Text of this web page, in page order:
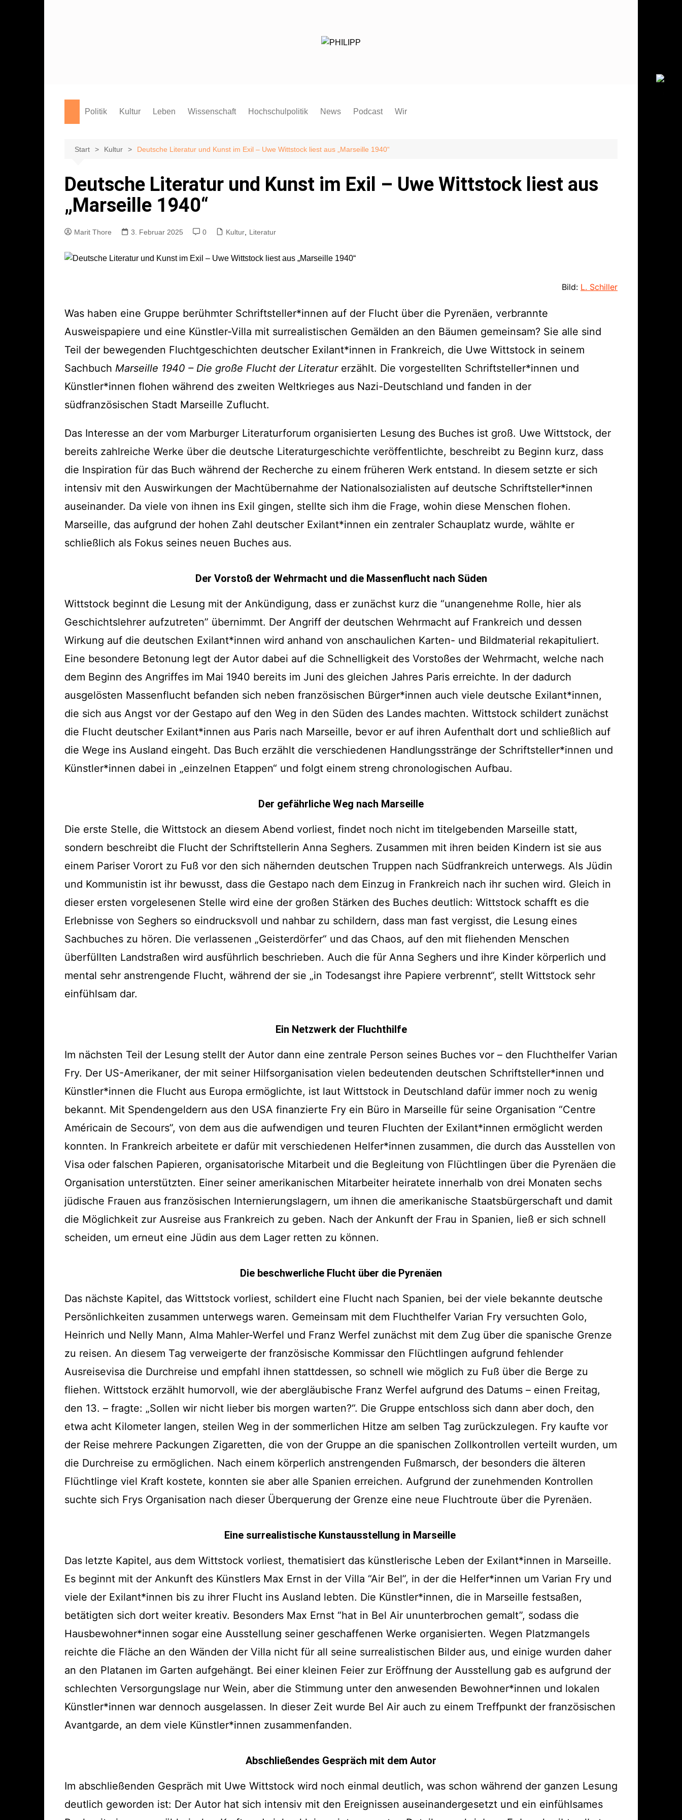
Politik Kultur
Theater
Musik
Kunst
Leben
Campus
Endgegner*in
Wissenschaft Hochschulpolitik News Podcast Wir
Pressespiegel
Start Kultur Deutsche Literatur und Kunst im Exil – Uwe Wittstock liest aus „Marseille 1940“
Deutsche Literatur und Kunst im Exil – Uwe Wittstock liest aus
„Marseille 1940“
Marit Thore 3. Februar 2025 0 Kultur, Literatur
Bild: L. Schiller
Was haben eine Gruppe berühmter Schriftsteller*innen auf der Flucht über die Pyrenäen, verbrannte
Ausweispapiere und eine Künstler-Villa mit surrealistischen Gemälden an den Bäumen gemeinsam? Sie alle sind
Teil der bewegenden Fluchtgeschichten deutscher Exilant*innen in Frankreich, die Uwe Wittstock in seinem
Sachbuch Marseille 1940 – Die große Flucht der Literaturerzählt. Die vorgestellten Schriftsteller*innen und
Künstler*innen flohen während des zweiten Weltkrieges aus Nazi-Deutschland und fanden in der
südfranzösischen Stadt Marseille Zuflucht.
Das Interesse an der vom Marburger Literaturforum organisierten Lesung des Buches ist groß. Uwe Wittstock, der
bereits zahlreiche Werke über die deutsche Literaturgeschichte veröffentlichte, beschreibt zu Beginn kurz, dass
die Inspiration für das Buch während der Recherche zu einem früheren Werk entstand. In diesem setzte er sich
intensiv mit den Auswirkungen der Machtübernahme der Nationalsozialisten auf deutsche Schriftsteller*innen
auseinander. Da viele von ihnen ins Exil gingen, stellte sich ihm die Frage, wohin diese Menschen flohen.
Marseille, das aufgrund der hohen Zahl deutscher Exilant*innen ein zentraler Schauplatz wurde, wählte er
schließlich als Fokus seines neuen Buches aus.
Der Vorstoß der Wehrmacht und die Massenflucht nach Süden
Wittstock beginnt die Lesung mit der Ankündigung, dass er zunächst kurz die “unangenehme Rolle, hier als
Geschichtslehrer aufzutreten” übernimmt. Der Angriff der deutschen Wehrmacht auf Frankreich und dessen
Wirkung auf die deutschen Exilant*innen wird anhand von anschaulichen Karten- und Bildmaterial rekapituliert.
Eine besondere Betonung legt der Autor dabei auf die Schnelligkeit des Vorstoßes der Wehrmacht, welche nach
dem Beginn des Angriffes im Mai 1940 bereits im Juni des gleichen Jahres Paris erreichte. In der dadurch
ausgelösten Massenflucht befanden sich neben französischen Bürger*innen auch viele deutsche Exilant*innen,
die sich aus Angst vor der Gestapo auf den Weg in den Süden des Landes machten. Wittstock schildert zunächst
die Flucht deutscher Exilant*innen aus Paris nach Marseille, bevor er auf ihren Aufenthalt dort und schließlich auf
die Wege ins Ausland eingeht. Das Buch erzählt die verschiedenen Handlungsstränge der Schriftsteller*innen und
Künstler*innen dabei in „einzelnen Etappen“ und folgt einem streng chronologischen Aufbau.
Der gefährliche Weg nach Marseille
Die erste Stelle, die Wittstock an diesem Abend vorliest, findet noch nicht im titelgebenden Marseille statt,
sondern beschreibt die Flucht der Schriftstellerin Anna Seghers. Zusammen mit ihren beiden Kindern ist sie aus
einem Pariser Vorort zu Fuß vor den sich nähernden deutschen Truppen nach Südfrankreich unterwegs. Als Jüdin
und Kommunistin ist ihr bewusst, dass die Gestapo nach dem Einzug in Frankreich nach ihr suchen wird. Gleich in
dieser ersten vorgelesenen Stelle wird eine der großen Stärken des Buches deutlich: Wittstock schafft es die
Erlebnisse von Seghers so eindrucksvoll und nahbar zu schildern, dass man fast vergisst, die Lesung eines
Sachbuches zu hören. Die verlassenen „Geisterdörfer“ und das Chaos, auf den mit fliehenden Menschen
überfüllten Landstraßen wird ausführlich beschrieben. Auch die für Anna Seghers und ihre Kinder körperlich und
mental sehr anstrengende Flucht, während der sie „in Todesangst ihre Papiere verbrennt“, stellt Wittstock sehr
einfühlsam dar.
Ein Netzwerk der Fluchthilfe
Im nächsten Teil der Lesung stellt der Autor dann eine zentrale Person seines Buches vor – den Fluchthelfer Varian
Fry. Der US-Amerikaner, der mit seiner Hilfsorganisation vielen bedeutenden deutschen Schriftsteller*innen und
Künstler*innen die Flucht aus Europa ermöglichte, ist laut Wittstock in Deutschland dafür immer noch zu wenig
bekannt. Mit Spendengeldern aus den USA finanzierte Fry ein Büro in Marseille für seine Organisation “Centre
Américain de Secours”, von dem aus die aufwendigen und teuren Fluchten der Exilant*innen ermöglicht werden
konnten. In Frankreich arbeitete er dafür mit verschiedenen Helfer*innen zusammen, die durch das Ausstellen von
Visa oder falschen Papieren, organisatorische Mitarbeit und die Begleitung von Flüchtlingen über die Pyrenäen die
Organisation unterstützten. Einer seiner amerikanischen Mitarbeiter heiratete innerhalb von drei Monaten sechs
jüdische Frauen aus französischen Internierungslagern, um ihnen die amerikanische Staatsbürgerschaft und damit
die Möglichkeit zur Ausreise aus Frankreich zu geben. Nach der Ankunft der Frau in Spanien, ließ er sich schnell
scheiden, um erneut eine Jüdin aus dem Lager retten zu können.
Die beschwerliche Flucht über die Pyrenäen
Das nächste Kapitel, das Wittstock vorliest, schildert eine Flucht nach Spanien, bei der viele bekannte deutsche
Persönlichkeiten zusammen unterwegs waren. Gemeinsam mit dem Fluchthelfer Varian Fry versuchten Golo,
Heinrich und Nelly Mann, Alma Mahler-Werfel und Franz Werfel zunächst mit dem Zug über die spanische Grenze
zu reisen. An diesem Tag verweigerte der französische Kommissar den Flüchtlingen aufgrund fehlender
Ausreisevisa die Durchreise und empfahl ihnen stattdessen, so schnell wie möglich zu Fuß über die Berge zu
fliehen. Wittstock erzählt humorvoll, wie der abergläubische Franz Werfel aufgrund des Datums – einen Freitag,
den 13. – fragte: „Sollen wir nicht lieber bis morgen warten?“. Die Gruppe entschloss sich dann aber doch, den
etwa acht Kilometer langen, steilen Weg in der sommerlichen Hitze am selben Tag zurückzulegen. Fry kaufte vor
der Reise mehrere Packungen Zigaretten, die von der Gruppe an die spanischen Zollkontrollen verteilt wurden, um
die Durchreise zu ermöglichen. Nach einem körperlich anstrengenden Fußmarsch, der besonders die älteren
Flüchtlinge viel Kraft kostete, konnten sie aber alle Spanien erreichen. Aufgrund der zunehmenden Kontrollen
suchte sich Frys Organisation nach dieser Überquerung der Grenze eine neue Fluchtroute über die Pyrenäen.
Eine surrealistische Kunstausstellung in Marseille
Das letzte Kapitel, aus dem Wittstock vorliest, thematisiert das künstlerische Leben der Exilant*innen in Marseille.
Es beginnt mit der Ankunft des Künstlers Max Ernst in der Villa “Air Bel”, in der die Helfer*innen um Varian Fry und
viele der Exilant*innen bis zu ihrer Flucht ins Ausland lebten. Die Künstler*innen, die in Marseille festsaßen,
betätigten sich dort weiter kreativ. Besonders Max Ernst “hat in Bel Air ununterbrochen gemalt”, sodass die
Hausbewohner*innen sogar eine Ausstellung seiner geschaffenen Werke organisierten. Wegen Platzmangels
reichte die Fläche an den Wänden der Villa nicht für all seine surrealistischen Bilder aus, und einige wurden daher
an den Platanen im Garten aufgehängt. Bei einer kleinen Feier zur Eröffnung der Ausstellung gab es aufgrund der
schlechten Versorgungslage nur Wein, aber die Stimmung unter den anwesenden Bewohner*innen und lokalen
Künstler*innen war dennoch ausgelassen. In dieser Zeit wurde Bel Air auch zu einem Treffpunkt der französischen
Avantgarde, an dem viele Künstler*innen zusammenfanden.
Abschließendes Gespräch mit dem Autor
Im abschließenden Gespräch mit Uwe Wittstock wird noch einmal deutlich, was schon während der ganzen Lesung
deutlich geworden ist: Der Autor hat sich intensiv mit den Ereignissen auseinandergesetzt und ein einfühlsames